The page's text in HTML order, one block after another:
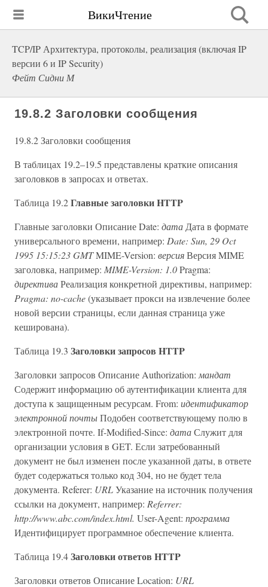
ВикиЧтение
TCP/IP Архитектура, протоколы, реализация (включая IP
версии 6 и IP Security)
Фейт Сидни М
19.8.2 Заголовки сообщения
19.8.2 Заголовки сообщения
В таблицах 19.2–19.5 представлены краткие описания
заголовков в запросах и ответах.
Таблица 19.2Главные заголовки HTTP
Главные заголовки Описание Date: дата Дата в формате
универсального времени, например: Date: Sun, 29 Oct
1995 15:15:23 GMTMIME-Version: версияВерсия MIME
заголовка, например: MIME-Version: 1.0Pragma:
директиваРеализация конкретной директивы, например:
Pragma: no-cache(указывает прокси на извлечение более
новой версии страницы, если данная страница уже
кеширована).
Таблица 19.3 Заголовки запросов HTTP
Заголовки запросов Описание Authorization: мандат
Содержит информацию об аутентификации клиента для
доступа к защищенным ресурсам. From: идентификатор
электронной почтыПодобен соответствующему полю в
электронной почте. If-Modified-Since: датаСлужит для
организации условия в GET. Если затребованный
документ не был изменен после указанной даты, в ответе
будет содержаться только код 304, но не будет тела
документа. Referer: URLУказание на источник получения
ссылки на документ, например: Referrer:
http://www.abc.com/index.html. User-Agent: программа
Идентифицирует программное обеспечение клиента.
Таблица 19.4Заголовки ответов HTTP
Заголовки ответов Описание Location: URL